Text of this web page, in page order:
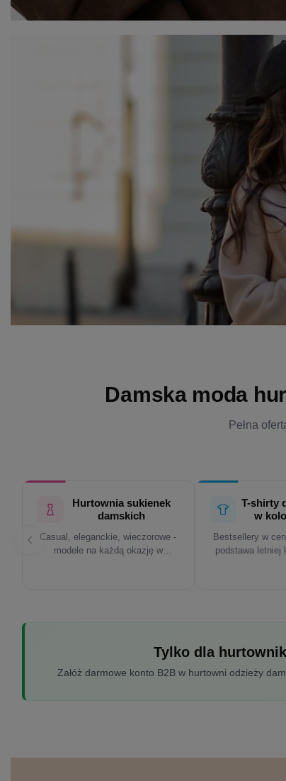
Damska moda
Pełna
Hurtownia sukienek
damskich
Casual, eleganckie, wieczorowe -
modele na każdą okazję w
T-shirty
w
Bestsellery w
podstawa letniej
Tylko dla
Załóż darmowe konto B2B w hurtowni odzieży